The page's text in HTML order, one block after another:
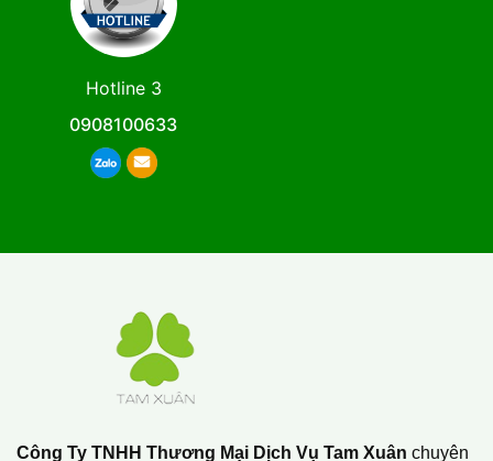
Hotline 3
0908100633
Công Ty TNHH Thương Mại Dịch Vụ Tam Xuân chuyên